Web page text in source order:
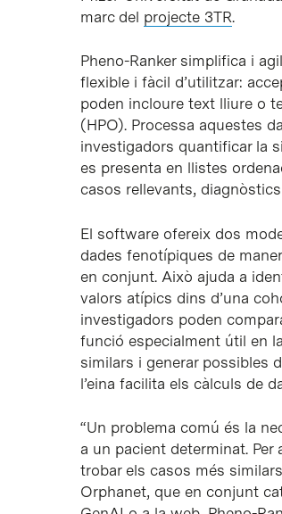
marc del projecte 3TR.
Pheno-Ranker simplifica i
flexible i fàcil d’utilitzar:
poden incloure text lliure o
(HPO). Processa aquestes
investigadors quantificar la
es presenta en llistes
casos rellevants,
El software ofereix dos
dades fenotípiques de
en conjunt. Això ajuda a
valors atípics dins d’una
investigadors poden
funció especialment útil en
similars i generar possibles
l’eina facilita els càlculs de
“Un problema comú és la
a un pacient determinat. Per
trobar els casos més
Orphanet, que en conjunt